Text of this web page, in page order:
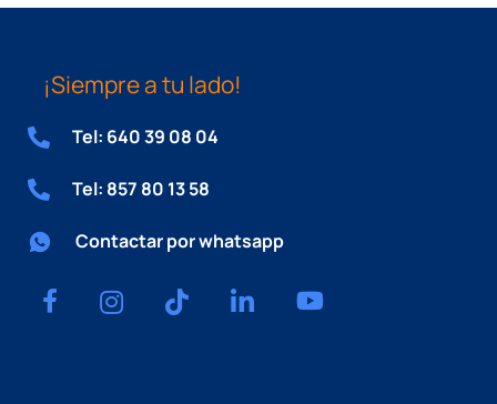
¡Siempre a tu lado!
Tel: 640 39 08 04
Tel: 857 80 13 58
Contactar por whatsapp